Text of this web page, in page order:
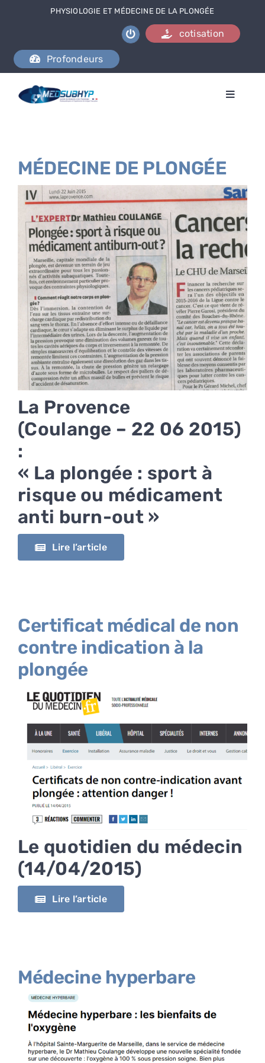
PHYSIOLOGIE ET MÉDECINE DE LA PLONGÉE
cotisation
Profondeurs
Toggle
Activités
Nous contacter
MÉDECINE DE PLONGÉE
La Provence
(Coulange – 22 06 2015)
:
« La plongée : sport à
risque ou médicament
anti burn-out »
Lire l’article
Certificat médical de non
contre indication à la
plongée
Le quotidien du médecin
(14/04/2015)
Lire l’article
Médecine hyperbare